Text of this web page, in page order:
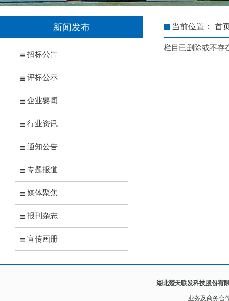
新闻发布
招标公告
评标公示
企业要闻
行业资讯
通知公告
专题报道
媒体聚焦
报刊杂志
宣传画册
当前位置： 首
栏目已删除或不存
湖北楚天联发科技股份有
业务及商务合